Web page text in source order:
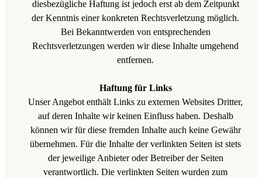
diesbezügliche Haftung ist jedoch erst ab dem Zeitpunkt
der Kenntnis einer konkreten Rechtsverletzung möglich.
Bei Bekanntwerden von entsprechenden
Rechtsverletzungen werden wir diese Inhalte umgehend
entfernen.
Haftung für Links
Unser Angebot enthält Links zu externen Websites Dritter,
auf deren Inhalte wir keinen Einfluss haben. Deshalb
können wir für diese fremden Inhalte auch keine Gewähr
übernehmen. Für die Inhalte der verlinkten Seiten ist stets
der jeweilige Anbieter oder Betreiber der Seiten
verantwortlich. Die verlinkten Seiten wurden zum